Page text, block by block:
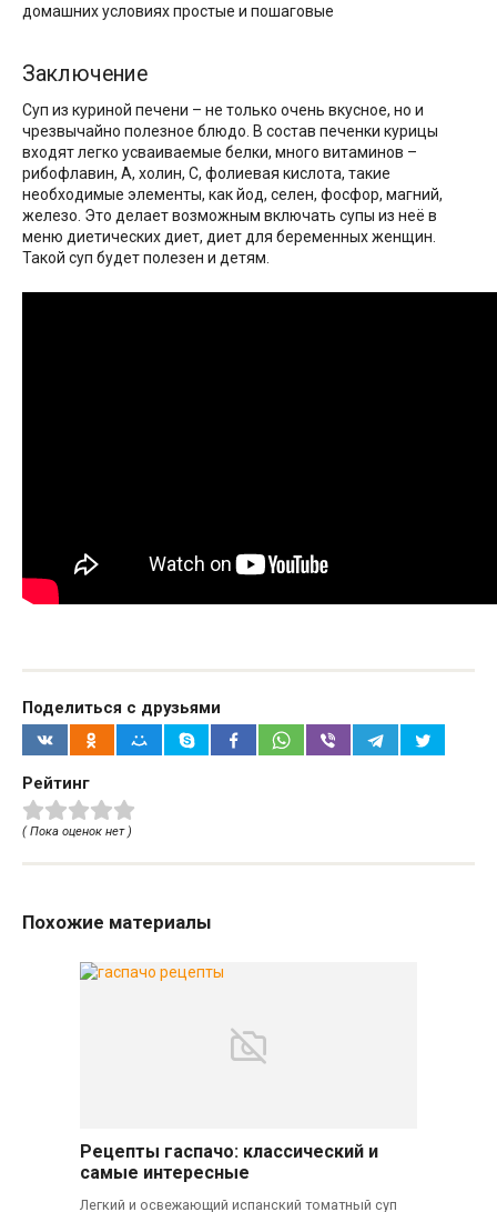
Заключение
Суп из куриной печени – не только очень вкусное, но и
чрезвычайно полезное блюдо. В состав печенки курицы
входят легко усваиваемые белки, много витаминов –
рибофлавин, А, холин, С, фолиевая кислота, такие
необходимые элементы, как йод, селен, фосфор, магний,
железо. Это делает возможным включать супы из неё в
меню диетических диет, диет для беременных женщин.
Такой суп будет полезен и детям.
Поделиться с друзьями
Рейтинг
( Пока оценок нет )
Похожие материалы
Рецепты гаспачо: классический и
самые интересные
Легкий и освежающий испанский томатный суп